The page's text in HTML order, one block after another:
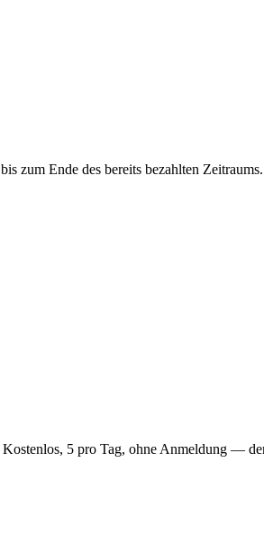
zum Ende des bereits bezahlten
5 pro Tag, ohne Anmeldung —